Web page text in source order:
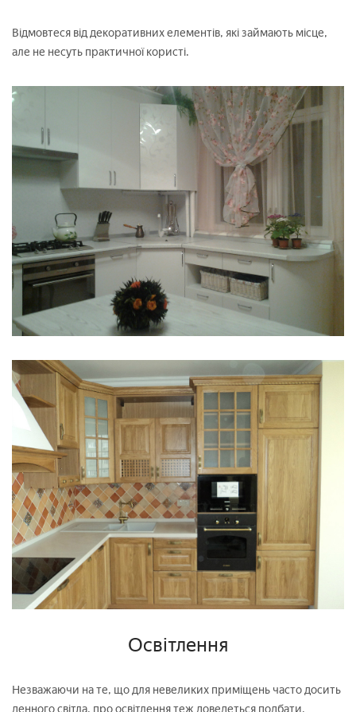
Відмовтеся від декоративних елементів, які займають місце,
але не несуть практичної користі.
Освітлення
Незважаючи на те, що для невеликих приміщень часто досить